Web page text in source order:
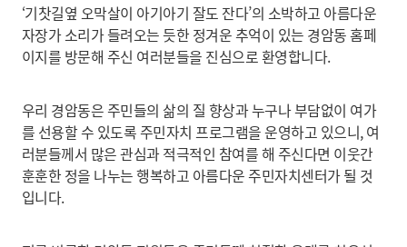
‘기찻길옆 오막살이 아기아기 잘도 잔다’의 소박하고 아름다운
자장가 소리가 들려오는 듯한 정겨운 추억이 있는 경암동 홈페
이지를 방문해 주신 여러분들을 진심으로 환영합니다.
우리 경암동은 주민들의 삶의 질 향상과 누구나 부담없이 여가
를 선용할 수 있도록 주민자치 프로그램을 운영하고 있으니, 여
러분들께서 많은 관심과 적극적인 참여를 해 주신다면 이웃간
훈훈한 정을 나누는 행복하고 아름다운 주민자치센터가 될 것
입니다.